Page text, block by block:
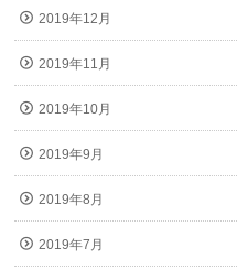
2019年12月
2019年11月
2019年10月
2019年9月
2019年8月
2019年7月